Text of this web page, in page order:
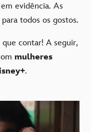
evidência. As
todos os gostos.
contar! A seguir,
mulheres
.